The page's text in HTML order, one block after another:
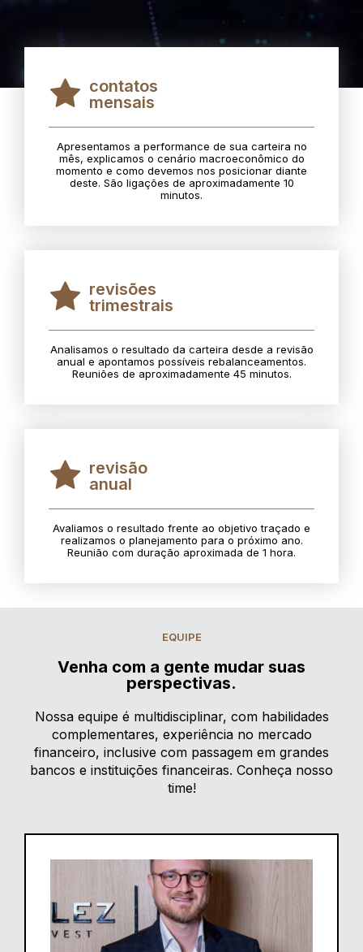
contatos
mensais
Apresentamos a performance de sua carteira no
mês, explicamos o cenário macroeconômico do
momento e como devemos nos posicionar diante
deste. São ligações de aproximadamente 10
minutos.
revisões
trimestrais
Analisamos o resultado da carteira desde a revisão
anual e apontamos possíveis rebalanceamentos.
Reuniões de aproximadamente 45 minutos.
revisão
anual
Avaliamos o resultado frente ao objetivo traçado e
realizamos o planejamento para o próximo ano.
Reunião com duração aproximada de 1 hora.
EQUIPE
Venha com a gente mudar suas
perspectivas.
Nossa equipe é multidisciplinar, com habilidades
complementares, experiência no mercado
financeiro, inclusive com passagem em grandes
bancos e instituições financeiras. Conheça nosso
time!